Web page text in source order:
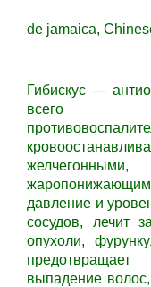
de jamaica,
Гибискус —
всего
давление и
сосудов, лечит
опухоли,
выпадение